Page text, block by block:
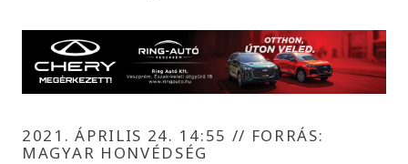
2021. ÁPRILIS 24. 14:55 // FORRÁS:
MAGYAR HONVÉDSÉG